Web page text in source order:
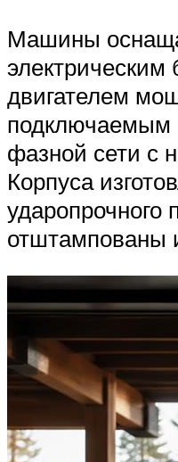
Машины
двигателем
подключаемым
фазной сети с
Корпуса
ударопрочного
отштампованы